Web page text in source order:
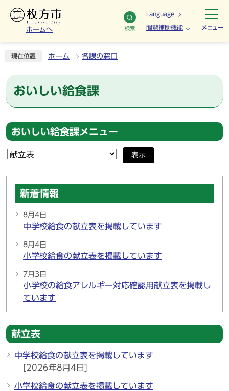
ホームへ 検索
Language
閲覧補助機能 メニュー
現在位置 ホーム 各課の窓口
おいしい給食課
おいしい給食課メニュー
表示
新着情報
8月4日
中学校給食の献立表を掲載しています
8月4日
小学校給食の献立表を掲載しています
7月3日
小学校の給食アレルギー対応確認用献立表を掲載し
ています
献立表
中学校給食の献立表を掲載しています
[2026年8月4日]
小学校給食の献立表を掲載しています